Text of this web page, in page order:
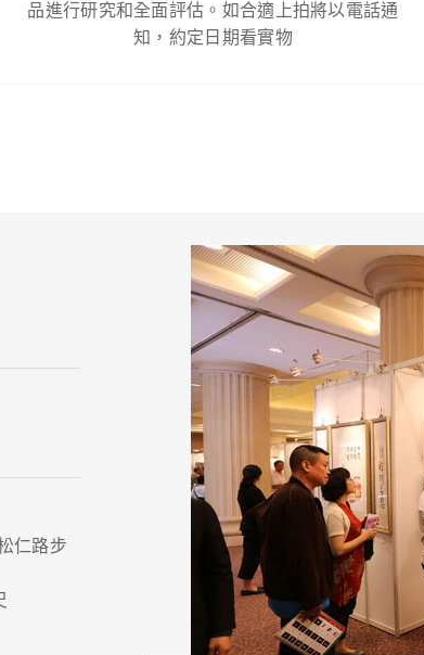
品進行研究和全面評估。如合適上拍將以電話通
知，約定日期看實物
仁路步